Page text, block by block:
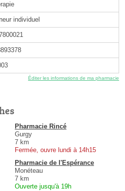
individuel
Éditer les informations de ma pharmacie
Pharmacie Rincé
Gurgy
7 km
Fermée, ouvre lundi à 14h15
Pharmacie de l'Espérance
Monéteau
7 km
Ouverte jusqu'à 19h